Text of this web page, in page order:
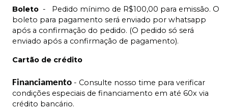
Boleto -
Pedido mínimo de R$100,00 para emissão. O
boleto para pagamento será enviado por whatsapp
após a confirmação do pedido. (O pedido só será
enviado após a confirmação de pagamento).
Cartão de crédito
Financiamento - Consulte nosso time para verificar
condições especiais de financiamento em até 60x via
crédito bancário.